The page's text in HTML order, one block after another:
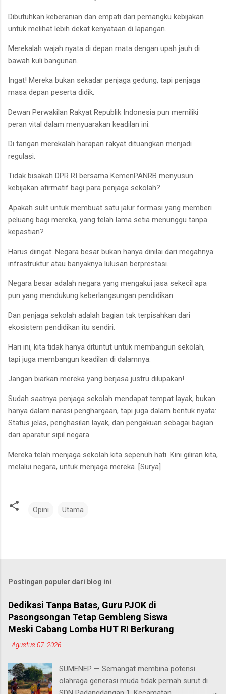
Dibutuhkan keberanian dan empati dari pemangku kebijakan
untuk melihat lebih dekat kenyataan di lapangan.
Merekalah wajah nyata di depan mata dengan upah jauh di
bawah kuli bangunan.
Ingat! Mereka bukan sekadar penjaga gedung, tapi penjaga
masa depan peserta didik.
Dewan Perwakilan Rakyat Republik Indonesia pun memiliki
peran vital dalam menyuarakan keadilan ini.
Di tangan merekalah harapan rakyat dituangkan menjadi
regulasi.
Tidak bisakah DPR RI bersama KemenPANRB menyusun
kebijakan afirmatif bagi para penjaga sekolah?
Apakah sulit untuk membuat satu jalur formasi yang memberi
peluang bagi mereka, yang telah lama setia menunggu tanpa
kepastian?
Harus diingat: Negara besar bukan hanya dinilai dari megahnya
infrastruktur atau banyaknya lulusan berprestasi.
Negara besar adalah negara yang mengakui jasa sekecil apa
pun yang mendukung keberlangsungan pendidikan.
Dan penjaga sekolah adalah bagian tak terpisahkan dari
ekosistem pendidikan itu sendiri.
Hari ini, kita tidak hanya dituntut untuk membangun sekolah,
tapi juga membangun keadilan di dalamnya.
Jangan biarkan mereka yang berjasa justru dilupakan!
Sudah saatnya penjaga sekolah mendapat tempat layak, bukan
hanya dalam narasi penghargaan, tapi juga dalam bentuk nyata:
Status jelas, penghasilan layak, dan pengakuan sebagai bagian
dari aparatur sipil negara.
Mereka telah menjaga sekolah kita sepenuh hati. Kini giliran kita,
melalui negara, untuk menjaga mereka. [Surya]
Opini Utama
Postingan populer dari blog ini
Dedikasi Tanpa Batas, Guru PJOK di
Pasongsongan Tetap Gembleng Siswa
Meski Cabang Lomba HUT RI Berkurang
-Agustus 07, 2026
SUMENEP — Semangat membina potensi
olahraga generasi muda tidak pernah surut di